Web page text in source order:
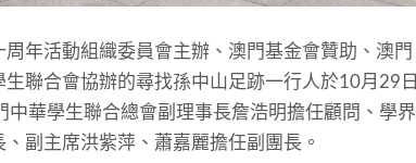
年活動組織委員會主辦、澳門基金會贊助、澳門
聯合會協辦的尋找孫中山足跡一行人於10月29日
華學生聯合總會副理事長詹浩明擔任顧問、學界
副主席洪紫萍、蕭嘉麗擔任副團長。